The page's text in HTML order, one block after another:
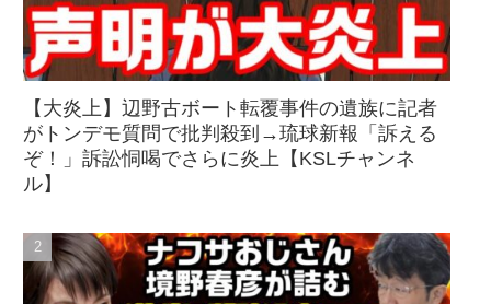
【大炎上】辺野古ボート転覆事件の遺族に記者
がトンデモ質問で批判殺到→琉球新報「訴える
ぞ！」訴訟恫喝でさらに炎上【KSLチャンネ
ル】